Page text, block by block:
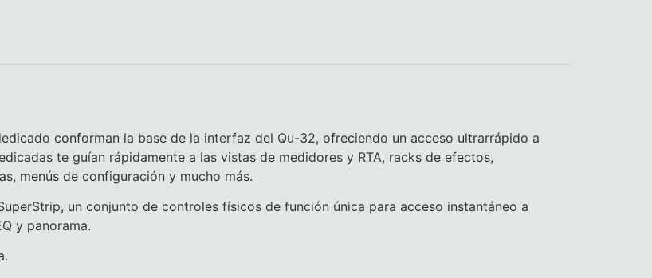
conforman la base de la interfaz del Qu-32, ofreciendo un acceso ultrarrápido a
te guían rápidamente a las vistas de medidores y RTA, racks de efectos,
menús de configuración y mucho más.
un conjunto de controles físicos de función única para acceso instantáneo a
y panorama.